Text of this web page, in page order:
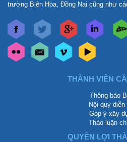
trường Biên Hòa, Đồng Nai cũng như
THÀNH VIÊN
Thông báo
Nội quy diễn
Góp ý xây
Thảo luận
QUYỀN LỢI